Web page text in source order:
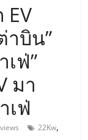
าบิน”
เฟ่”
มา
เฟ่
22Kw,